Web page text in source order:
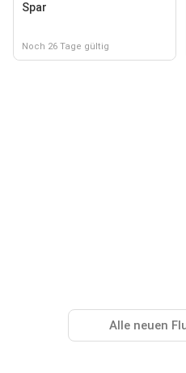
Spar
Noch 26 Tage gültig
Alle neuen